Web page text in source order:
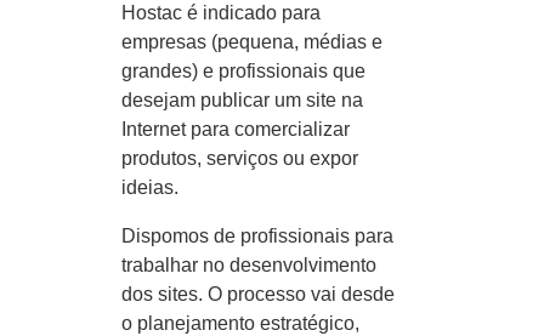
Hostac é indicado para
empresas (pequena, médias e
grandes) e profissionais que
desejam publicar um site na
Internet para comercializar
produtos, serviços ou expor
ideias.
Dispomos de profissionais para
trabalhar no desenvolvimento
dos sites. O processo vai desde
o planejamento estratégico,